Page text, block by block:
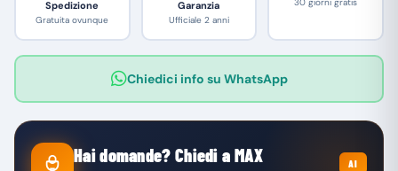
Spedizione
Gratuita ovunque
Garanzia
Ufficiale 2 anni
Chiedici info su WhatsApp
Hai domande? Chiedi a MAX AI